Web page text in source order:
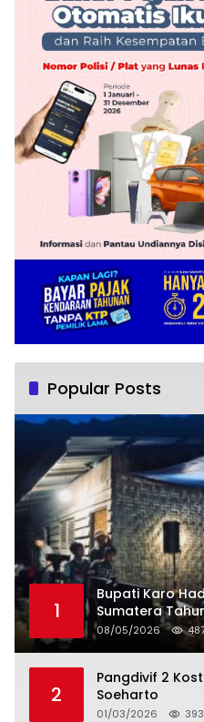
Popular Posts
1
Bupati Karo
Sumatera
08/05/2026
2
Pangdivif 2
Soeharto
01/03/2026 393